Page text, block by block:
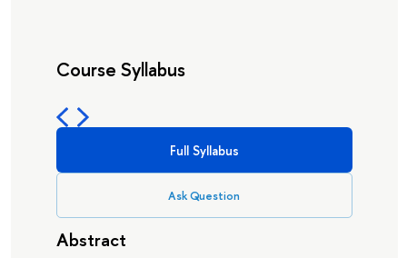
Course Syllabus
Full Syllabus
Ask Question
Abstract